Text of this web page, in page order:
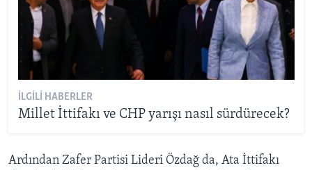
İLGILI HABERLER
Millet İttifakı ve CHP yarışı nasıl sürdürecek?
Ardından Zafer Partisi Lideri Özdağ da, Ata İttifakı